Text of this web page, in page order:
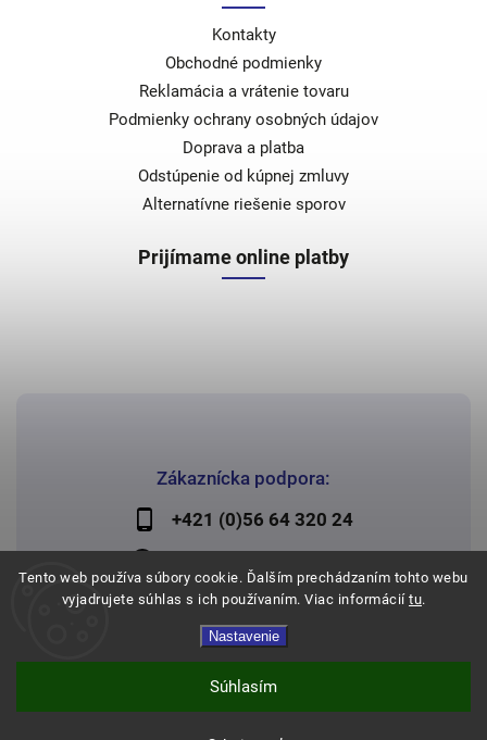
Tento web používa súbory cookie. Ďalším prechádzaním tohto webu
vyjadrujete súhlas s ich používaním. Viac informácií tu.
Nastavenie
Súhlasím
Zákaznícka podpora:
+421 (0)56 64 320 24
Kontakty
Obchodné podmienky
Reklamácia a vrátenie tovaru
Podmienky ochrany osobných údajov
Doprava a platba
Odstúpenie od kúpnej zmluvy
Alternatívne riešenie sporov
Prijímame online platby
Copyright 2026Papier Lechman. Všetky práva vyhradené.
Shoptet | Design